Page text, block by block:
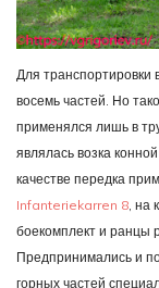
Для
восемь частей. Но
применялся лишь в
являлась возка
качестве передка
Infanteriekarren 8, на
боекомплект и ранцы
Предпринимались и
горных частей